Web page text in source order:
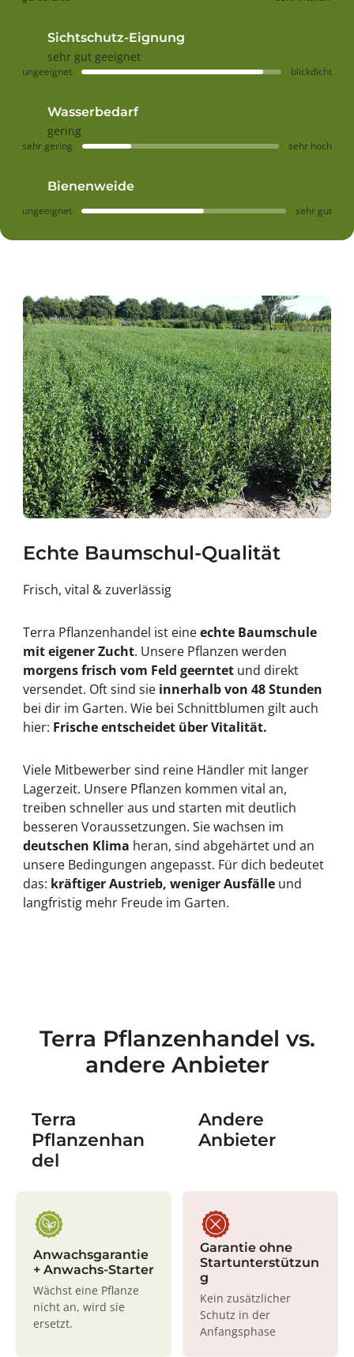
Sichtschutz-Eignung
sehr gut geeignet
ungeeignet blickdicht
Wasserbedarf
gering
sehr gering sehr hoch
Bienenweide
ungeeignet sehr gut
Echte Baumschul-Qualität
Frisch, vital & zuverlässig
Terra Pflanzenhandel ist eineechte Baumschule
mit eigener Zucht. Unsere Pflanzen werden
morgens frisch vom Feld geerntetund direkt
versendet. Oft sind sie innerhalb von 48 Stunden
bei dir im Garten. Wie bei Schnittblumen gilt auch
hier: Frische entscheidet über Vitalität.
Viele Mitbewerber sind reine Händler mit langer
Lagerzeit. Unsere Pflanzen kommen vital an,
treiben schneller aus und starten mit deutlich
besseren Voraussetzungen. Sie wachsen im
deutschen Klima heran, sind abgehärtet und an
unsere Bedingungen angepasst. Für dich bedeutet
das: kräftiger Austrieb, weniger Ausfälle und
langfristig mehr Freude im Garten.
Terra Pflanzenhandel vs.
andere Anbieter
Terra
Pflanzenhan
del
Andere
Anbieter
Anwachsgarantie
+ Anwachs-Starter
Wächst eine Pflanze
nicht an, wird sie
ersetzt.
Garantie ohne
Startunterstützun
g
Kein zusätzlicher
Schutz in der
Anfangsphase